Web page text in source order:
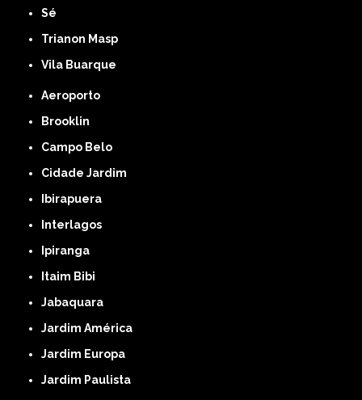
Sé
Trianon Masp
Vila Buarque
Aeroporto
Brooklin
Campo Belo
Cidade Jardim
Ibirapuera
Interlagos
Ipiranga
Itaim Bibi
Jabaquara
Jardim América
Jardim Europa
Jardim Paulista